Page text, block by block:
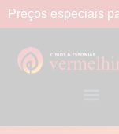
Preços especiais